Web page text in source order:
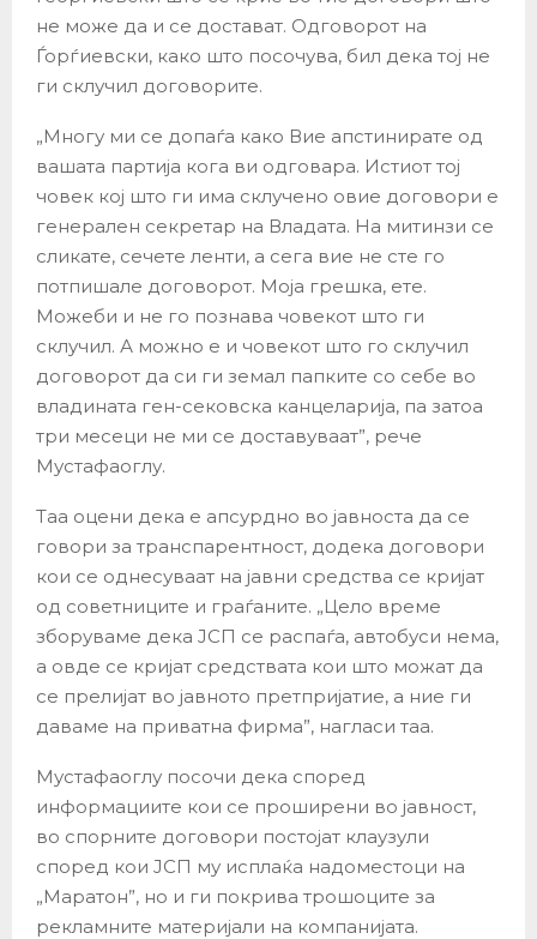
не може да и се достават. Одговорот на
Ѓорѓиевски, како што посочува, бил дека тој не
ги склучил договорите.
„Многу ми се допаѓа како Вие апстинирате од
вашата партија кога ви одговара. Истиот тој
човек кој што ги има склучено овие договори е
генерален секретар на Владата. На митинзи се
сликате, сечете ленти, а сега вие не сте го
потпишале договорот. Моја грешка, ете.
Можеби и не го познава човекот што ги
склучил. А можно е и човекот што го склучил
договорот да си ги земал папките со себе во
владината ген-сековска канцеларија, па затоа
три месеци не ми се доставуваат”, рече
Мустафаоглу.
Таа оцени дека е апсурдно во јавноста да се
говори за транспарентност, додека договори
кои се однесуваат на јавни средства се кријат
од советниците и граѓаните. „Цело време
зборуваме дека ЈСП се распаѓа, автобуси нема,
а овде се кријат средствата кои што можат да
се прелијат во јавното претпријатие, а ние ги
даваме на приватна фирма”, нагласи таа.
Мустафаоглу посочи дека според
информациите кои се проширени во јавност,
во спорните договори постојат клаузули
според кои ЈСП му исплаќа надоместоци на
„Маратон”, но и ги покрива трошоците за
рекламните материјали на компанијата.